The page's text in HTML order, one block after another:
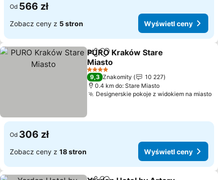
Od 566 zł
Zobacz ceny z 5 stron Wyświetl ceny
Udostępnij
Dodaj do ulubionych
PURO Kraków Stare
Miasto
4 Kategoria
9,3 Znakomity
10 227
0.4 km do: Stare Miasto
Designerskie pokoje z widokiem na miasto
Od 306 zł
Zobacz ceny z 18 stron Wyświetl ceny